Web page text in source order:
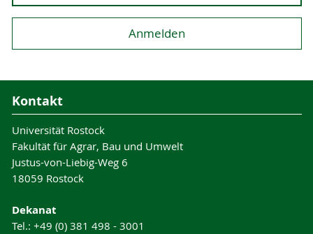
Kontakt
Universität Rostock
Fakultät für Agrar, Bau und Umwelt
Justus-von-Liebig-Weg 6
18059 Rostock
Dekanat
Tel.: +49 (0) 381 498 - 3001